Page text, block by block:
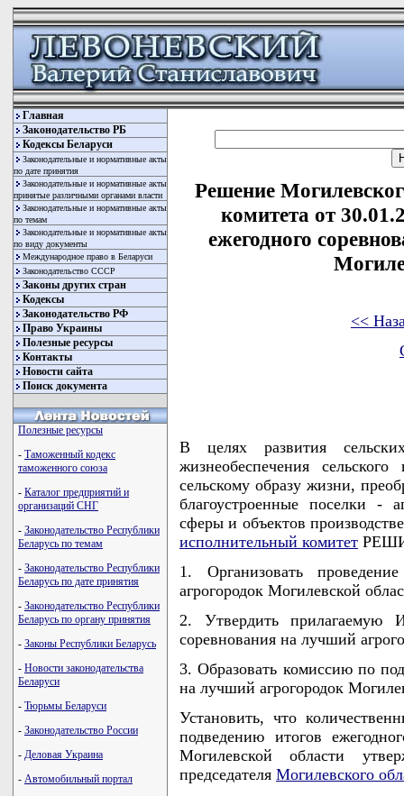
Главная
Законодательство РБ
Кодексы Беларуси
Законодательные и нормативные акты
по дате принятия
Законодательные и нормативные акты
принятые различными органами власти
Законодательные и нормативные акты
по темам
Законодательные и нормативные акты
по виду документы
Международное право в Беларуси
Законодательство СССР
Законы других стран
Кодексы
Законодательство РФ
Право Украины
Полезные ресурсы
Контакты
Новости сайта
Поиск документа
Полезные ресурсы
- Таможенный кодекс
таможенного союза
- Каталог предприятий и
организаций СНГ
- Законодательство Республики
Беларусь по темам
- Законодательство Республики
Беларусь по дате принятия
- Законодательство Республики
Беларусь по органу принятия
- Законы Республики Беларусь
- Новости законодательства
Беларуси
- Тюрьмы Беларуси
- Законодательство России
- Деловая Украина
- Автомобильный портал
Решение
комитета от
ежегодного
<<
В целях развития
жизнеобеспечения
сельскому образу жизни,
благоустроенные поселки -
сферы и объектов
исполнительный комитет
1. Организовать
агрогородок Могилевской
2. Утвердить прилагаемую
соревнования на лучший
3. Образовать комиссию по
на лучший агрогородок
Установить, что
подведению итогов
Могилевской области
председателя Могилевского